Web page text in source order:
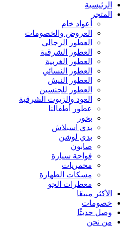
الرئيسية
المتجر
أعواد خام
العروض والخصومات
العطور الرجالي
العطور الشرقية
العطور الغربية
العطور النسائي
العطور النيش
العطور للجنسين
العود والزيوت الشرقية
عطور أطفالنا
بخور
بدي اسبلاش
بدي لوشن
صابون
فواحة سيارة
مخمريات
مسكات الطهارة
معطرات الجو
الأكثر مبيعًا
خصومات
وصل حديثًا
من نحن